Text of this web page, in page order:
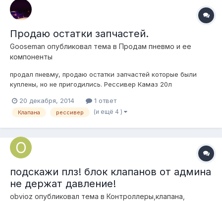
Продаю остатки запчастей.
Gooseman опубликовал тема в Продам пневмо и ее
компоненты
продал пневму, продаю остатки запчастей которые были
куплены, но не пригодились. Рессивер Камаз 20л
б\у, чистые , рабочие) -1 шт 400 руб 4шт-1500. датчик
клиренса (новый с колодкой) -1200 руб вольтметр цифровой
20 декабря, 2014 1 ответ
Клапана рессивер (и ещё 4 )
подскажи плз! блок клапанов от админа
не держат давление!
obvioz опубликовал тема в Контроллеры,клапана,